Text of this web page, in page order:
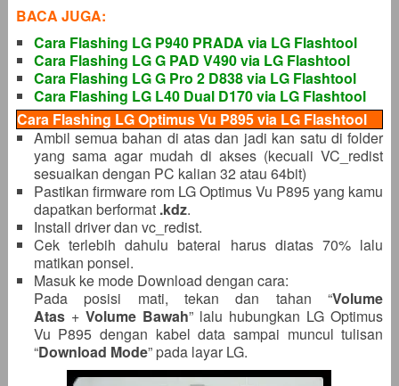
BACA JUGA:
Cara Flashing LG P940 PRADA via LG Flashtool
Cara Flashing LG G PAD V490 via LG Flashtool
Cara Flashing LG G Pro 2 D838 via LG Flashtool
Cara Flashing LG L40 Dual D170 via LG Flashtool
Cara Flashing LG Optimus Vu P895 via LG Flashtool
Ambil semua bahan di atas dan jadi kan satu di folder
yang sama agar mudah di akses (kecuali VC_redist
sesuaikan dengan PC kalian 32 atau 64bit)
Pastikan firmware rom LG Optimus Vu P895 yang kamu
dapatkan berformat .kdz.
Install driver dan vc_redist.
Cek terlebih dahulu baterai harus diatas 70% lalu
matikan ponsel.
Masuk ke mode Download dengan cara:
Pada posisi mati, tekan dan tahan “Volume
Atas + Volume Bawah” lalu hubungkan LG Optimus
Vu P895 dengan kabel data sampai muncul tulisan
“Download Mode” pada layar LG.